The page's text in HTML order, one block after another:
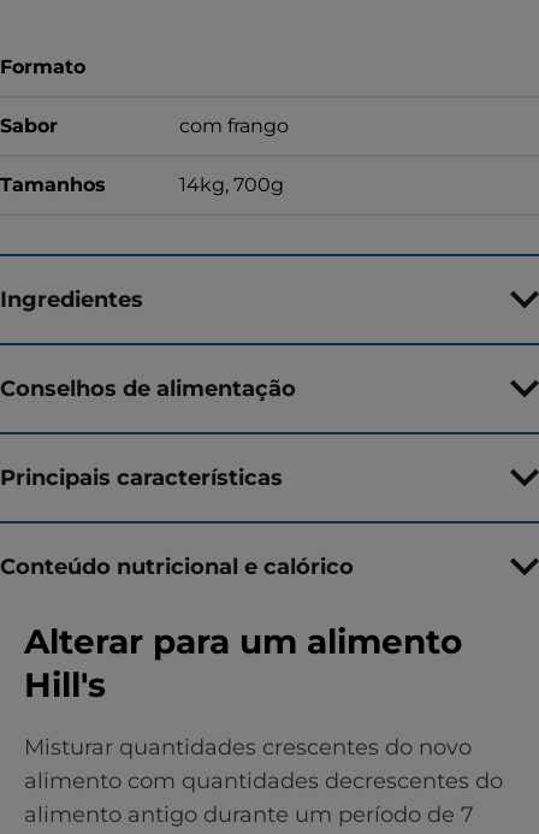
Formato
Sabor com frango
Tamanhos 14kg, 700g
Ingredientes
Conselhos de alimentação
Principais características
Conteúdo nutricional e calórico
Alterar para um alimento
Hill's
Misturar quantidades crescentes do novo
alimento com quantidades decrescentes do
alimento antigo durante um período de 7